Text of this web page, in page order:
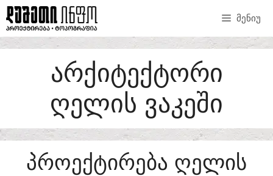
SKIP
TO
CONTENT
ᲛᲔᲜᲘᲣ
ᲐᲠᲥᲘᲢᲔᲥᲢᲝᲠᲘ
ᲦᲔᲚᲘᲡ ᲕᲐᲙᲔᲨᲘ
ᲞᲠᲝᲔᲥᲢᲘᲠᲔᲑᲐ ᲦᲔᲚᲘᲡ